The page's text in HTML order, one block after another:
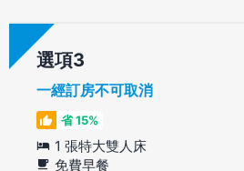
選項
一經訂房不可取消
省 15%
1 張特大雙人床
免費早餐